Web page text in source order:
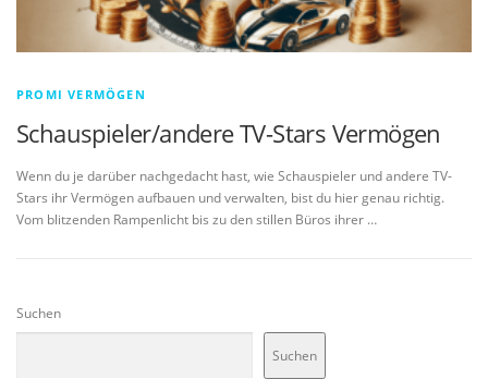
PROMI VERMÖGEN
Schauspieler/andere TV-Stars Vermögen
Wenn du je darüber nachgedacht hast, wie Schauspieler und andere TV-
Stars ihr Vermögen aufbauen und verwalten, bist du hier genau richtig.
Vom blitzenden Rampenlicht bis zu den stillen Büros ihrer …
Suchen
Suchen